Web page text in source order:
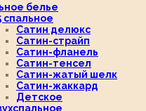
белье
спальное
Сатин делюкс
Сатин-страйп
Сатин-фланель
Сатин-тенсел
Сатин-жатый шелк
Сатин-жаккард
Детское